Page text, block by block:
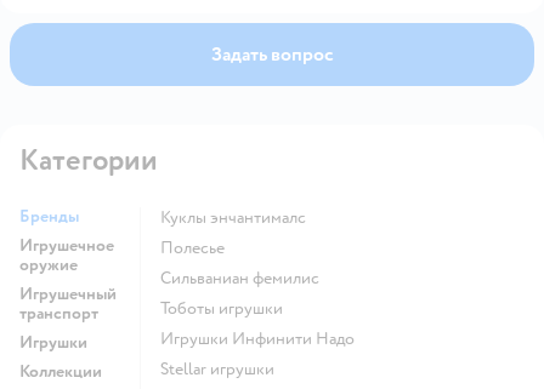
Задать вопрос
Категории
Бренды
Игрушечное
оружие
Игрушечный
транспорт
Игрушки
Коллекции
Куклы энчантималс
Полесье
Сильваниан фемилис
Тоботы игрушки
Игрушки Инфинити Надо
Stellar игрушки